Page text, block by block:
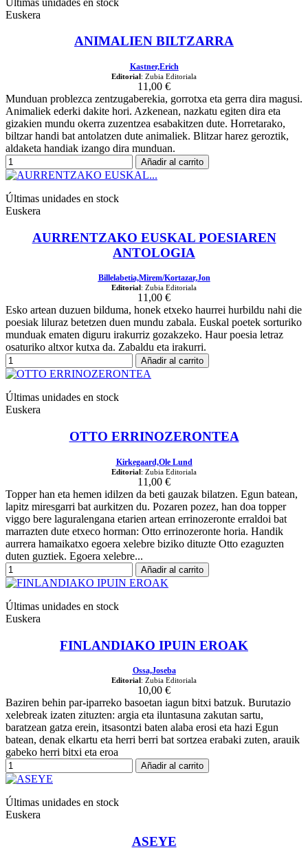
Euskera
ANIMALIEN BILTZARRA
Kastner,Erich
Editorial: Zubia Editoriala
11,00 €
Munduan problezca zentzugaberekia, gorrotxa eta gerra dira magusi.
Animaliek ederki dakite hori. Azkenean, nazkatu egiten dira eta
gizakien mundu okerra zuzentzea esabakitzen dute. Horretarako,
biltzar handi bat antolatzen dute animaliek. Blitzar harez geroztik,
aldaketa handiak izango dira munduan.
Añadir al carrito
Últimas unidades en stock
Euskera
AURRENTZAKO EUSKAL POESIAREN
ANTOLOGIA
Billelabetia,Mirem/Kortazar,Jon
Editorial : Zubia Editoriala
11,00 €
Esko artean duzuen bilduma, honek etxeko haurrei hurbildu nahi die
poesiak liluraz betetzen duen mundu zabala. Euskal poetek sorturiko
munduak ematen diguru irakurriz gozakzeko. Haur poesia letraz
osaturiko altxor kutxa da. Zabaldu eta irakurri.
Añadir al carrito
Últimas unidades en stock
Euskera
OTTO ERRINOZERONTEA
Kirkegaard,Ole Lund
Editorial: Zubia Editoriala
11,00 €
Topper han eta hemen idilzen da beti gauzak bilatzen. Egun batean,
lapitz miresgarri bat aurkitzen du. Pozaren pozez, han doa topper
viggo bere laguralengana etarien artean errinozeronte erraldoi bat
marrazten dute etxeco horman: Otto errinozeronte horia. Handik
aurrera hamaikatxo egoera xelebre biziko dituzte Otto ezaguzten
duten guztiek. Egoera xelebre...
Añadir al carrito
Últimas unidades en stock
Euskera
FINLANDIAKO IPUIN EROAK
Ossa,Joseba
Editorial : Zubia Editoriala
10,00 €
Baziren behin par-iparreko basoetan iagun bitxi batzuk. Burutazio
xelebreak izaten zituzten: argia eta iluntasuna zakutan sartu,
baratzean gatza erein, itsasontzi baten alaba erosi eta hazi Egun
batean, denak elkartu eta herri berri bat sortzea erabaki zuten, arauik
gabeko herri bitxi eta eroa
Añadir al carrito
Últimas unidades en stock
Euskera
ASEYE